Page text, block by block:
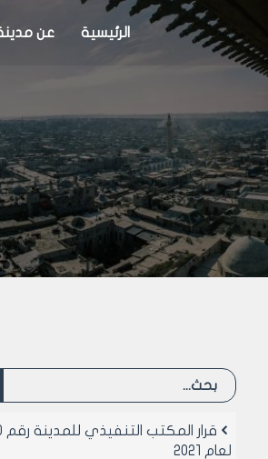
الرئيسية عن
لعام 2021